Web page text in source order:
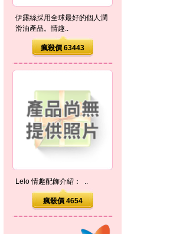
伊露絲採用全球最好的個人潤
滑油產品。情趣..
瘋殺價 63443
Lelo 情趣配飾介紹： ..
瘋殺價 4654